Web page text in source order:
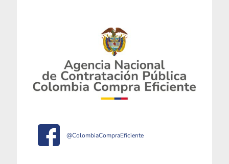
@ColombiaCompraEficiente